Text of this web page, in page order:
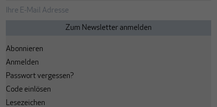
Abonnieren
Anmelden
Passwort vergessen?
Code einlösen
Lesezeichen